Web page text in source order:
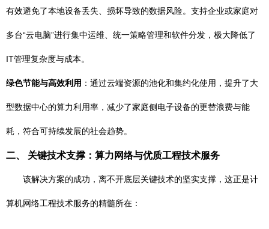
有效避免了本地设备丢失、损坏导致的数据风险。支持企业或家庭对
多台“云电脑”进行集中运维、统一策略管理和软件分发，极大降低了
IT管理复杂度与成本。
绿色节能与高效利用 ：通过云端资源的池化和集约化使用，提升了大
型数据中心的算力利用率，减少了家庭侧电子设备的更替浪费与能
耗，符合可持续发展的社会趋势。
二、 关键技术支撑：算力网络与优质工程技术服务
该解决方案的成功，离不开底层关键技术的坚实支撑，这正是计
算机网络工程技术服务的精髓所在：